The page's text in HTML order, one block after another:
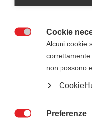
con 50 crediti ECM
Cookie
Alcuni cookie
correttamente
non possono
Preferenze